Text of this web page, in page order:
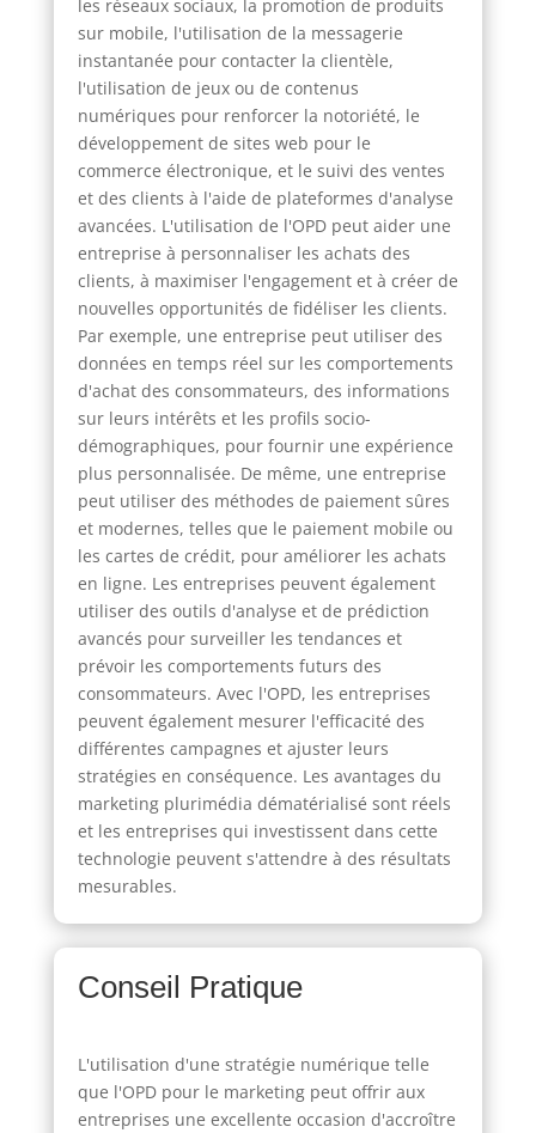
les réseaux sociaux, la promotion de produits
sur mobile, l'utilisation de la messagerie
instantanée pour contacter la clientèle,
l'utilisation de jeux ou de contenus
numériques pour renforcer la notoriété, le
développement de sites web pour le
commerce électronique, et le suivi des ventes
et des clients à l'aide de plateformes d'analyse
avancées. L'utilisation de l'OPD peut aider une
entreprise à personnaliser les achats des
clients, à maximiser l'engagement et à créer de
nouvelles opportunités de fidéliser les clients.
Par exemple, une entreprise peut utiliser des
données en temps réel sur les comportements
d'achat des consommateurs, des informations
sur leurs intérêts et les profils socio-
démographiques, pour fournir une expérience
plus personnalisée. De même, une entreprise
peut utiliser des méthodes de paiement sûres
et modernes, telles que le paiement mobile ou
les cartes de crédit, pour améliorer les achats
en ligne. Les entreprises peuvent également
utiliser des outils d'analyse et de prédiction
avancés pour surveiller les tendances et
prévoir les comportements futurs des
consommateurs. Avec l'OPD, les entreprises
peuvent également mesurer l'efficacité des
différentes campagnes et ajuster leurs
stratégies en conséquence. Les avantages du
marketing plurimédia dématérialisé sont réels
et les entreprises qui investissent dans cette
technologie peuvent s'attendre à des résultats
mesurables.
Conseil Pratique
L'utilisation d'une stratégie numérique telle
que l'OPD pour le marketing peut offrir aux
entreprises une excellente occasion d'accroître